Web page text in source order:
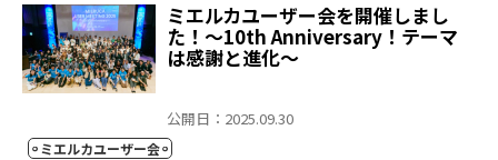
ミエルカユーザー会を開催しまし
た！～10th Anniversary！テーマ
は感謝と進化～
公開日：2025.09.30
ミエルカユーザー会